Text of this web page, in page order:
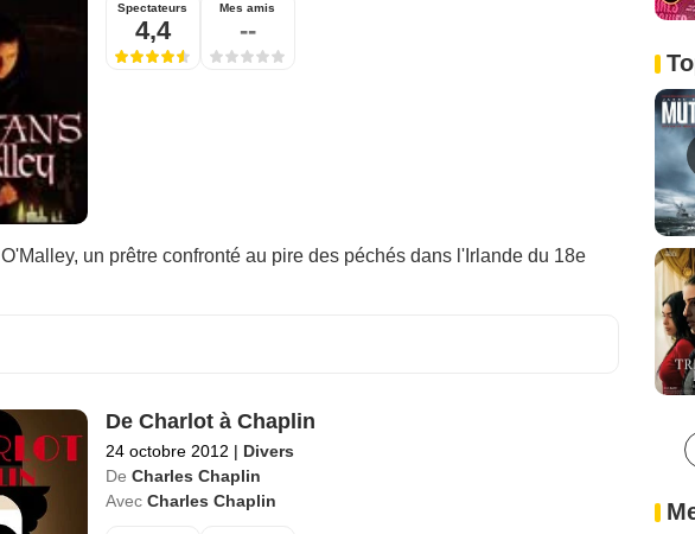
Spectateurs
4,4
Mes amis
--
un prêtre confronté au pire des péchés dans l'Irlande du 18e
De Charlot à Chaplin
24 octobre 2012 | Divers
De Charles Chaplin
Avec Charles Chaplin